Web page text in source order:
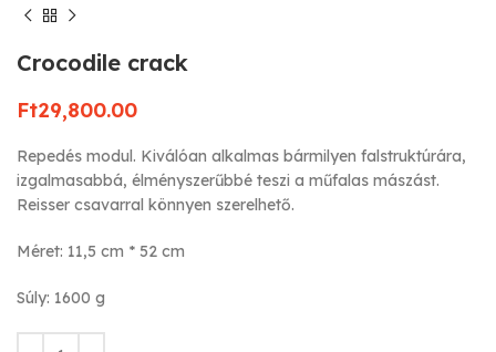
Crocodile crack
Ft29,800.00
Repedés modul. Kiválóan alkalmas bármilyen falstruktúrára,
izgalmasabbá, élményszerűbbé teszi a műfalas mászást.
Reisser csavarral könnyen szerelhető.
Méret: 11,5 cm * 52 cm
Súly: 1600 g